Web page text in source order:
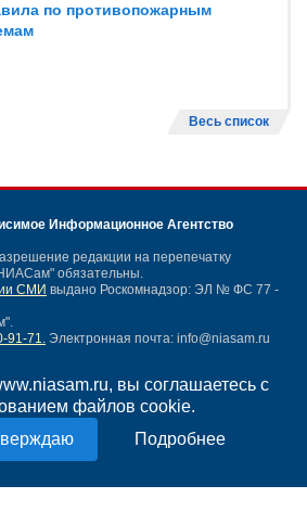
вы соглашаетесь с
файлов cookie.
Подробнее
по противопожарным
Весь список
Информационное Агентство
редакции на перепечатку
обязательны.
СМИ выдано Роскомнадзор: ЭЛ № ФС 77 -
91-71. Электронная почта: info@niasam.ru
данных